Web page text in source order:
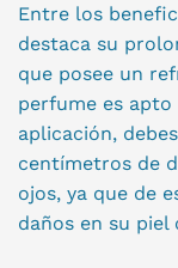
Entre los
destaca su
que posee un
perfume es
aplicación,
centímetros de
ojos, ya que de
daños en su piel